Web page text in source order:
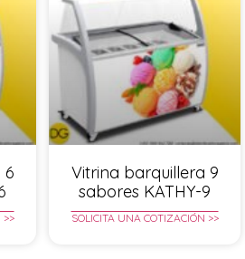
6
>>
Vitrina barquillera 9
sabores KATHY-9
SOLICITA UNA COTIZACIÓN >>